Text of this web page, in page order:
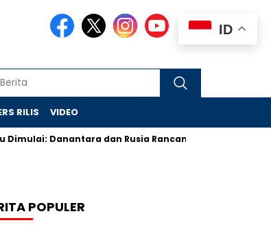
RILIS VIDEO
Danantara dan Rusia Rancang Galangan Bersih
POPULER
ID